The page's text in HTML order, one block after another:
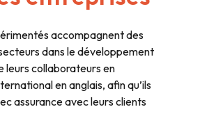
accompagnent des
dans le développement
leurs collaborateurs en
en anglais, afin qu’ils
assurance avec leurs clients